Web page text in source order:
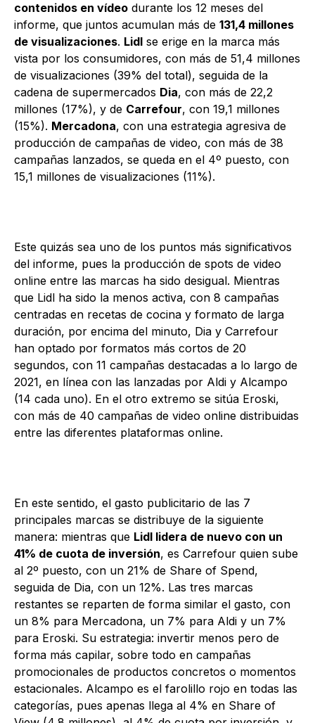
contenidos en vídeo durante los 12 meses del
informe, que juntos acumulan más de 131,4 millones
de visualizaciones. Lidl se erige en la marca más
vista por los consumidores, con más de 51,4 millones
de visualizaciones (39% del total), seguida de la
cadena de supermercados Dia, con más de 22,2
millones (17%), y de Carrefour, con 19,1 millones
(15%). Mercadona, con una estrategia agresiva de
producción de campañas de video, con más de 38
campañas lanzados, se queda en el 4º puesto, con
15,1 millones de visualizaciones (11%).
Este quizás sea uno de los puntos más significativos
del informe, pues la producción de spots de video
online entre las marcas ha sido desigual. Mientras
que Lidl ha sido la menos activa, con 8 campañas
centradas en recetas de cocina y formato de larga
duración, por encima del minuto, Dia y Carrefour
han optado por formatos más cortos de 20
segundos, con 11 campañas destacadas a lo largo de
2021, en línea con las lanzadas por Aldi y Alcampo
(14 cada uno). En el otro extremo se sitúa Eroski,
con más de 40 campañas de video online distribuidas
entre las diferentes plataformas online.
En este sentido, el gasto publicitario de las 7
principales marcas se distribuye de la siguiente
manera: mientras que Lidl lidera de nuevo con un
41% de cuota de inversión, es Carrefour quien sube
al 2º puesto, con un 21% de Share of Spend,
seguida de Dia, con un 12%. Las tres marcas
restantes se reparten de forma similar el gasto, con
un 8% para Mercadona, un 7% para Aldi y un 7%
para Eroski. Su estrategia: invertir menos pero de
forma más capilar, sobre todo en campañas
promocionales de productos concretos o momentos
estacionales. Alcampo es el farolillo rojo en todas las
categorías, pues apenas llega al 4% en Share of